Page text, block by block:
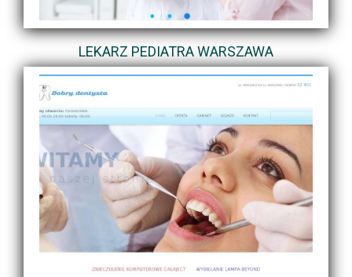
LEKARZ PEDIATRA WARSZAWA